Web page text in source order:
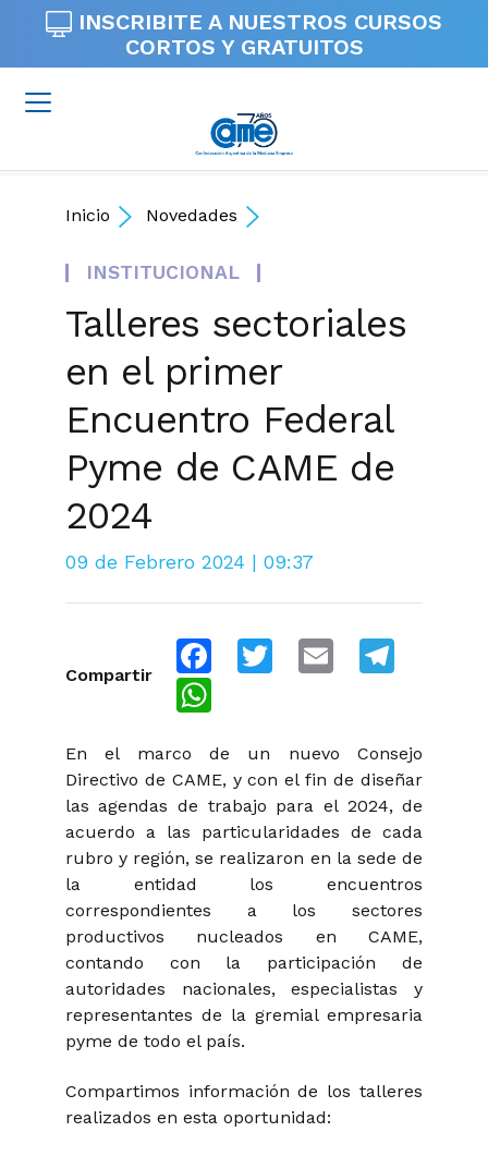
INSCRIBITE A NUESTROS CURSOS
CORTOS Y GRATUITOS
Inicio Novedades
INSTITUCIONAL
Talleres sectoriales
en el primer
Encuentro Federal
Pyme de CAME de
2024
09 de Febrero 2024 | 09:37
Compartir
FacebookTwitter Email
En el marco de un nuevo Consejo
Directivo de CAME, y con el fin de diseñar
las agendas de trabajo para el 2024, de
acuerdo a las particularidades de cada
rubro y región, se realizaron en la sede de
la entidad los encuentros
correspondientes a los sectores
productivos nucleados en CAME,
contando con la participación de
autoridades nacionales, especialistas y
representantes de la gremial empresaria
pyme de todo el país.
Compartimos información de los talleres
realizados en esta oportunidad: